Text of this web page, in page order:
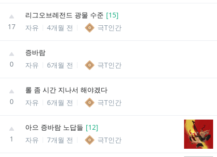
17
리그오브레전드 광물 수준 [15]
자유
4개월 전 극T인간
0
증바람
자유
6개월 전 극T인간
0
롤 좀 시간 지나서 해야겠다
자유
6개월 전 극T인간
1
아으 증바람 노답들 [12]
자유
7개월 전 극T인간